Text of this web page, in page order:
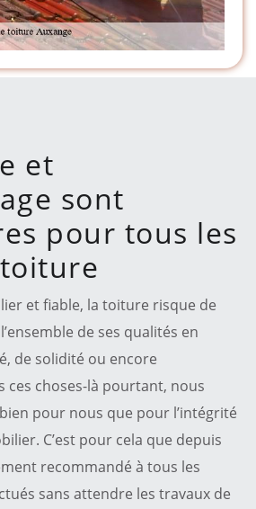
et
sont
pour tous les
et fiable, la toiture risque de
de ses qualités en
de solidité ou encore
ces choses-là pourtant, nous
pour nous que pour l’intégrité
C’est pour cela que depuis
recommandé à tous les
sans attendre les travaux de